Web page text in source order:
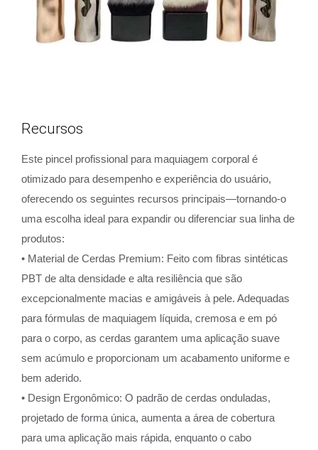
Recursos
Este pincel profissional para maquiagem corporal é
otimizado para desempenho e experiência do usuário,
oferecendo os seguintes recursos principais—tornando-o
uma escolha ideal para expandir ou diferenciar sua linha de
produtos:
• Material de Cerdas Premium: Feito com fibras sintéticas
PBT de alta densidade e alta resiliência que são
excepcionalmente macias e amigáveis à pele. Adequadas
para fórmulas de maquiagem líquida, cremosa e em pó
para o corpo, as cerdas garantem uma aplicação suave
sem acúmulo e proporcionam um acabamento uniforme e
bem aderido.
• Design Ergonômico: O padrão de cerdas onduladas,
projetado de forma única, aumenta a área de cobertura
para uma aplicação mais rápida, enquanto o cabo